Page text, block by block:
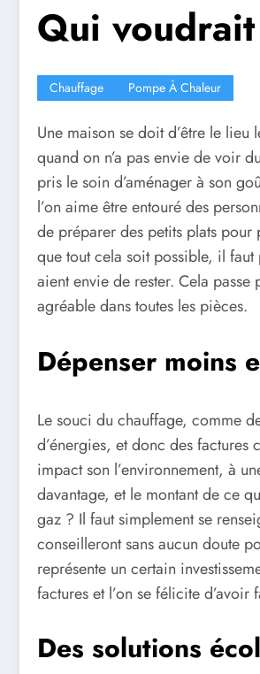
Qui
Chauffage Pompe À Chaleur
Une maison se doit d’être le lieu
quand on n’a pas envie de voir
pris le soin d’aménager à son
l’on aime être entouré des
de préparer des petits plats pour
que tout cela soit possible, il
aient envie de rester. Cela
agréable dans toutes les pièces.
Dépenser moins
Le souci du chauffage, comme
d’énergies, et donc des
impact son l’environnement, à
davantage, et le montant de ce
gaz ? Il faut simplement se
conseilleront sans aucun doute
représente un certain
factures et l’on se félicite
Des solutions